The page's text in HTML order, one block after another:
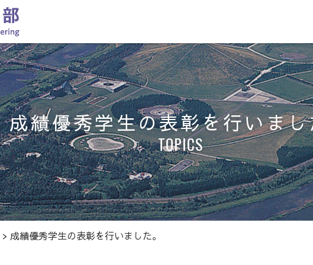
成績優秀学生の表彰を行いま
TOPICS
> 成績優秀学生の表彰を行いました。